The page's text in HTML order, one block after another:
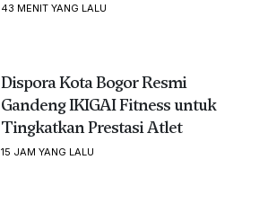
43 MENIT YANG LALU
Dispora Kota Bogor Resmi
Gandeng IKIGAI Fitness untuk
Tingkatkan Prestasi Atlet
15 JAM YANG LALU